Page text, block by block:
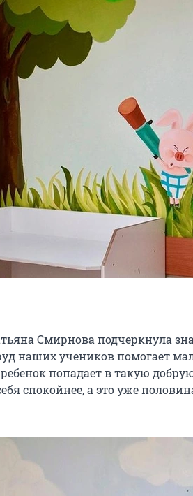
Смирнова подчеркнула
наших учеников помогает
попадает в такую
спокойнее, а это уже